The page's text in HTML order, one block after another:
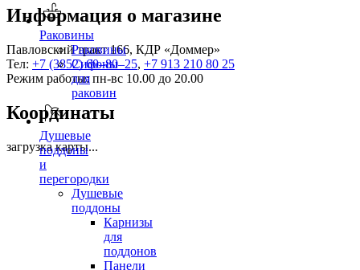
Раковины
Раковины
Сифоны
для
раковин
Душевые
поддоны
и
перегородки
Душевые
поддоны
Карнизы
для
поддонов
Панели
Информация о магазине
Павловский тракт 166, КДР «Доммер»
Тел: +7 (3852) 60‒80‒25, +7 913 210 80 25
Режим работы: пн-вс 10.00 до 20.00
Координаты
загрузка карты...